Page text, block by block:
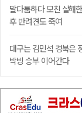
말다툼하다 모친 살해
후 반려견도 죽여
대구는 김민석 경북은
박빙 승부 이어간다